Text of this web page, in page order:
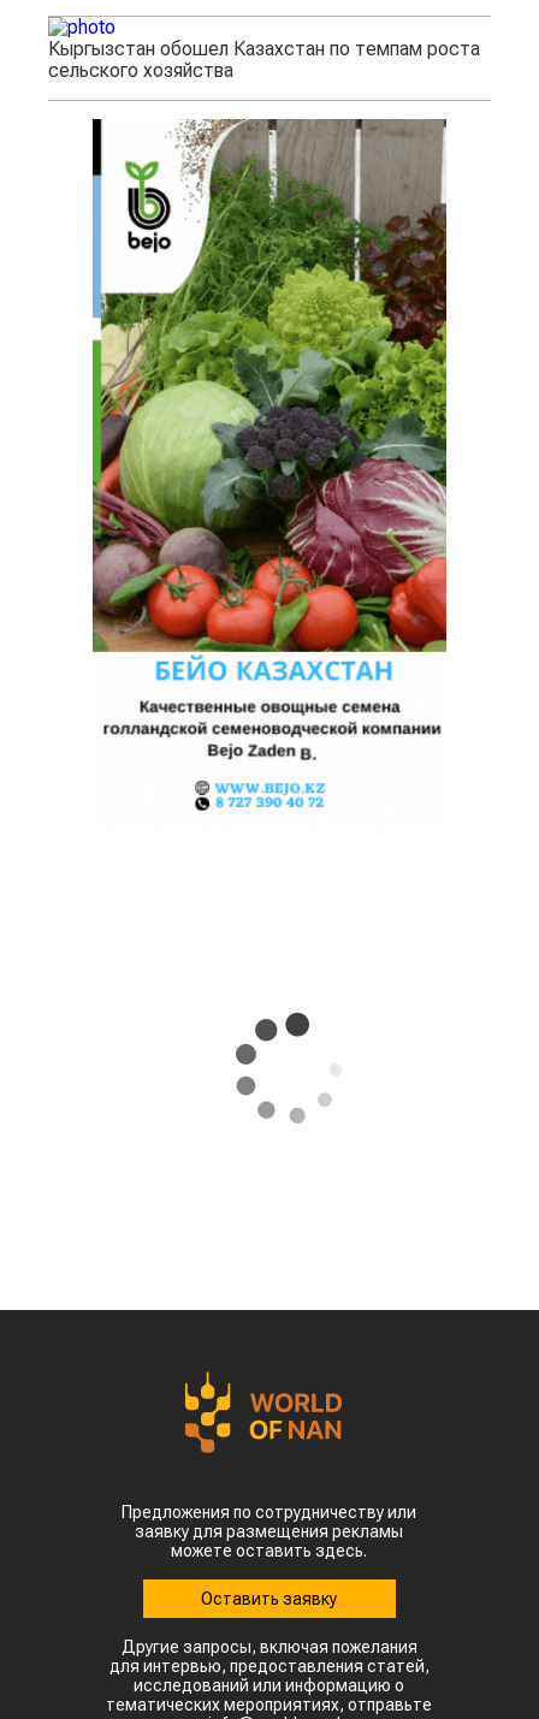
Кыргызстан обошел Казахстан по темпам роста
сельского хозяйства
Предложения по сотрудничеству или
заявку для размещения рекламы
можете оставить здесь.
Оставить заявку
Другие запросы, включая пожелания
для интервью, предоставления статей,
исследований или информацию о
тематических мероприятиях, отправьте